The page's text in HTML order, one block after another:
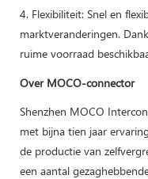
4. Flexibiliteit: Snel en
marktveranderingen.
ruime voorraad
Over MOCO-connector
Shenzhen MOCO
met bijna tien jaar
de productie van
een aantal